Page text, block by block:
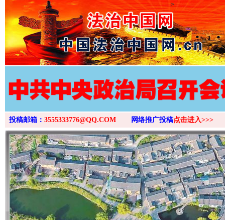
>
投稿邮箱： 3555333776@QQ.COM 网络推广投稿点击进入>>>